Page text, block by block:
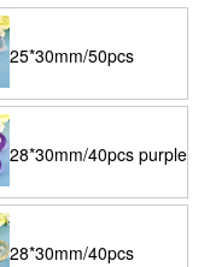
25*30mm/50pcs
transparent color
28*30mm/40pcs purple
28*30mm/40pcs